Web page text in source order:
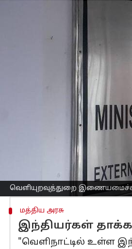
வெளியுறவுத்துறை
2023ல்
அறிக்கை
Venkatalakshmi V
செய்தி முன்னோட்டம்
2023 ஆம் ஆண்டில்
சிங் வியாழக்கிழமை
அதில் சில
ஒரு கேள்விக்கு
புள்ளிவிவரங்களுடன்,
2023 இல் தாக்கப்பட்ட
ஏனைய தாக்குதல்கள்
மத்திய அரசு
இந்தியர்கள்
"வெளிநாட்டில் உள்ள